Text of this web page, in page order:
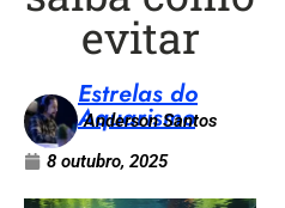
evitar
Estrelas do
Aquarismo
Anderson Santos
8 outubro, 2025